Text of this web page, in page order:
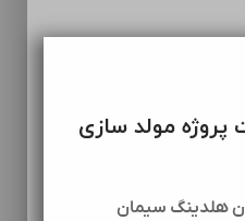
مولد سازی
هلدینگ سیمان